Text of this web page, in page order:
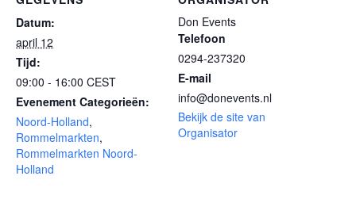
Datum:
april 12
Tijd:
09:00 - 16:00 CEST
Evenement Categorieën:
Noord-Holland,
Rommelmarkten,
Rommelmarkten Noord-
Holland
Don Events
Telefoon
0294-237320
E-mail
info@donevents.nl
Bekijk de site van
Organisator